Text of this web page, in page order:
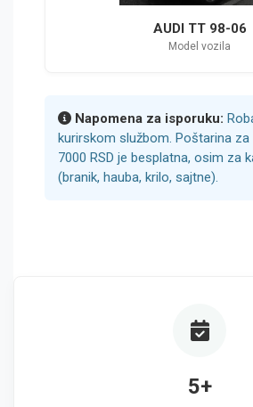
AUDI TT 98-06
Model vozila
Napomena za isporuku:
kurirskom službom. Poštarina
7000 RSD je besplatna, osim za
(branik, hauba, krilo, sajtne).
5+